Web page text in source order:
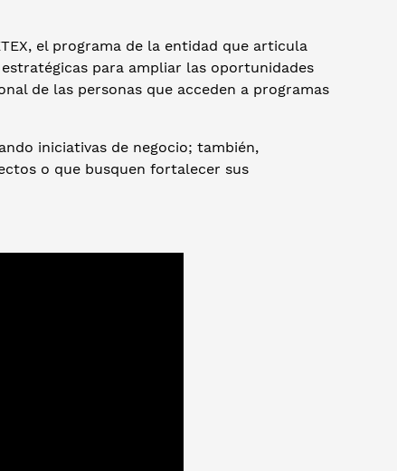
el programa de la entidad que articula
para ampliar las oportunidades
de las personas que acceden a programas
iniciativas de negocio; también,
o que busquen fortalecer sus